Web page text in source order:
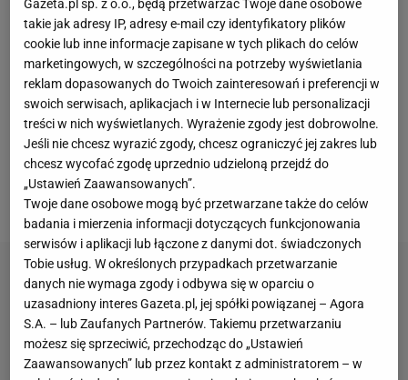
Artur Bińkowski był uczestnikiem igrzysk
olimpijskich w Sydney. Miał też swój czas na
szklanym ekranie, wystąpił w filmie "Człowiek Ringu"
u boku samego Russella Crowe'a. W Polsce stoczył
pamiętane przezkibicówboksubatalie między
innymi z Krzysztofem Zimnochem i Michałem
Cieślakiem. Serca fanów podbił szczerością i
sposobem wypowiadania się.
Gazeta.pl sp. z o.o., będą przetwarzać Twoje dane osobowe
takie jak adresy IP, adresy e-mail czy identyfikatory plików
cookie lub inne informacje zapisane w tych plikach do celów
marketingowych, w szczególności na potrzeby wyświetlania
reklam dopasowanych do Twoich zainteresowań i preferencji w
swoich serwisach, aplikacjach i w Internecie lub personalizacji
treści w nich wyświetlanych. Wyrażenie zgody jest dobrowolne.
Jeśli nie chcesz wyrazić zgody, chcesz ograniczyć jej zakres lub
chcesz wycofać zgodę uprzednio udzieloną przejdź do
„Ustawień Zaawansowanych”.
Twoje dane osobowe mogą być przetwarzane także do celów
badania i mierzenia informacji dotyczących funkcjonowania
serwisów i aplikacji lub łączone z danymi dot. świadczonych
Tobie usług. W określonych przypadkach przetwarzanie
danych nie wymaga zgody i odbywa się w oparciu o
uzasadniony interes Gazeta.pl, jej spółki powiązanej – Agora
S.A. – lub Zaufanych Partnerów. Takiemu przetwarzaniu
możesz się sprzeciwić, przechodząc do „Ustawień
Zaawansowanych” lub przez kontakt z administratorem – w